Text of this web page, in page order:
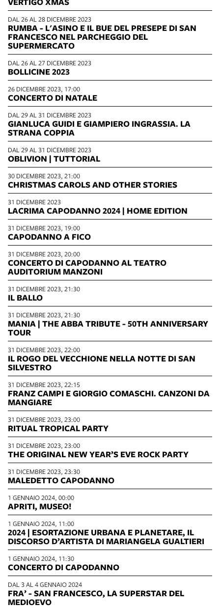
DAL 26 AL 28 DICEMBRE 2023
RUMBA - L'ASINO E IL BUE DEL PRESEPE DI SAN
FRANCESCO NEL PARCHEGGIO DEL
SUPERMERCATO
DAL 26 AL 27 DICEMBRE 2023
BOLLICINE 2023
26 DICEMBRE 2023, 17:00
CONCERTO DI NATALE
DAL 29 AL 31 DICEMBRE 2023
GIANLUCA GUIDI E GIAMPIERO INGRASSIA. LA
STRANA COPPIA
DAL 29 AL 31 DICEMBRE 2023
OBLIVION | TUTTORIAL
30 DICEMBRE 2023, 21:00
CHRISTMAS CAROLS AND OTHER STORIES
31 DICEMBRE 2023
LACRIMA CAPODANNO 2024 | HOME EDITION
31 DICEMBRE 2023, 19:00
CAPODANNO A FICO
31 DICEMBRE 2023, 20:00
CONCERTO DI CAPODANNO AL TEATRO
AUDITORIUM MANZONI
31 DICEMBRE 2023, 21:30
IL BALLO
31 DICEMBRE 2023, 21:30
MANIA | THE ABBA TRIBUTE - 50TH ANNIVERSARY
TOUR
31 DICEMBRE 2023, 22:00
IL ROGO DEL VECCHIONE NELLA NOTTE DI SAN
SILVESTRO
31 DICEMBRE 2023, 22:15
FRANZ CAMPI E GIORGIO COMASCHI. CANZONI DA
MANGIARE
31 DICEMBRE 2023, 23:00
RITUAL TROPICAL PARTY
31 DICEMBRE 2023, 23:00
THE ORIGINAL NEW YEAR’S EVE ROCK PARTY
31 DICEMBRE 2023, 23:30
MALEDETTO CAPODANNO
1 GENNAIO 2024, 00:00
APRITI, MUSEO!
1 GENNAIO 2024, 11:00
2024 | ESORTAZIONE URBANA E PLANETARE, IL
DISCORSO D’ARTISTA DI MARIANGELA GUALTIERI
1 GENNAIO 2024, 11:30
CONCERTO DI CAPODANNO
DAL 3 AL 4 GENNAIO 2024
FRA’ - SAN FRANCESCO, LA SUPERSTAR DEL
MEDIOEVO